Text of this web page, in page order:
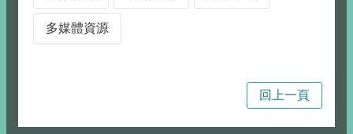
多媒體資源
回上一頁